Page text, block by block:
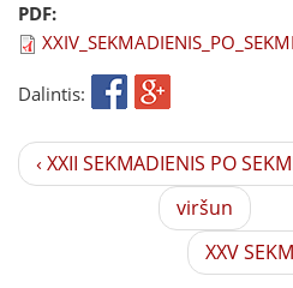
PDF:
Dalintis:
‹ XXII SEKMADIENIS PO
viršun
XXV